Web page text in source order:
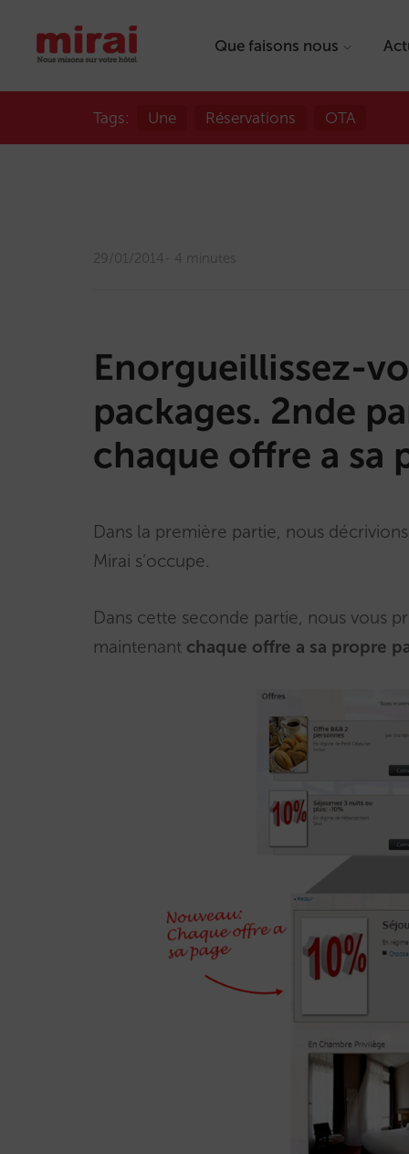
Que faisons nous
Tags: Une Réservations OTA
29/01/2014 4 minutes
Enorgueillissez-
packages. 2nde
chaque offre a sa
Dans la première partie, nous
Mirai s’occupe.
Dans cette seconde partie, nous vous
maintenant chaque offre a sa propre